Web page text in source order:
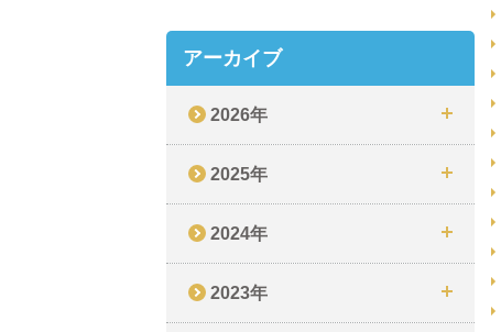
アーカイブ
2026年
2025年
2024年
2023年